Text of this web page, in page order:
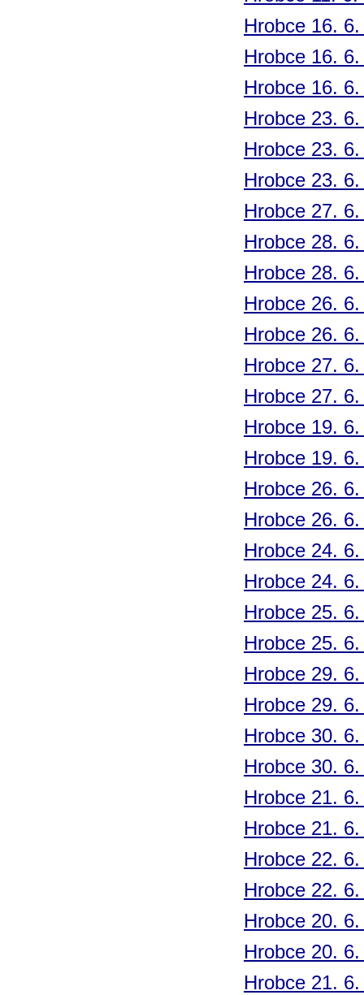
Hrobce 16.
Hrobce 16.
Hrobce 16.
Hrobce 23.
Hrobce 23.
Hrobce 23.
Hrobce 27.
Hrobce 28.
Hrobce 28.
Hrobce 26.
Hrobce 26.
Hrobce 27.
Hrobce 27.
Hrobce 19.
Hrobce 19.
Hrobce 26.
Hrobce 26.
Hrobce 24.
Hrobce 24.
Hrobce 25.
Hrobce 25.
Hrobce 29.
Hrobce 29.
Hrobce 30.
Hrobce 30.
Hrobce 21.
Hrobce 21.
Hrobce 22.
Hrobce 22.
Hrobce 20.
Hrobce 20.
Hrobce 21.